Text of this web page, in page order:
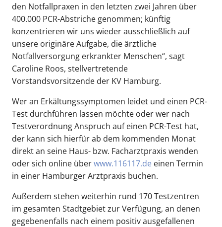
den Notfallpraxen in den letzten zwei Jahren über
400.000 PCR-Abstriche genommen; künftig
konzentrieren wir uns wieder ausschließlich auf
unsere originäre Aufgabe, die ärztliche
Notfallversorgung erkrankter Menschen“, sagt
Caroline Roos, stellvertretende
Vorstandsvorsitzende der KV Hamburg.
Wer an Erkältungssymptomen leidet und einen PCR-
Test durchführen lassen möchte oder wer nach
Testverordnung Anspruch auf einen PCR-Test hat,
der kann sich hierfür ab dem kommenden Monat
direkt an seine Haus- bzw. Facharztpraxis wenden
oder sich online überwww.116117.de einen Termin
in einer Hamburger Arztpraxis buchen.
Außerdem stehen weiterhin rund 170 Testzentren
im gesamten Stadtgebiet zur Verfügung, an denen
gegebenenfalls nach einem positiv ausgefallenen